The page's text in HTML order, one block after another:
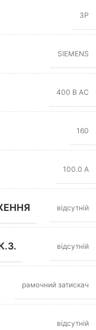
3P
SIEMENS
400 В AC
160
100.0 А
відсутній
відсутній
рамочний затискач
відсутній